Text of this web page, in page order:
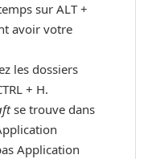
sur ALT +
avoir votre
les dossiers
+ H.
se trouve dans
Application